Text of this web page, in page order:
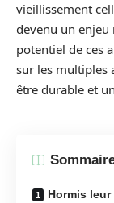
vieillissement
devenu un enjeu
potentiel de ces
sur les multiples
être durable et
Hormis